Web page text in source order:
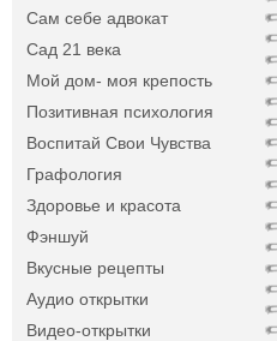
Сам себе адвокат
Сад 21 века
Мой дом- моя крепость
Позитивная психология
Воспитай Свои Чувства
Графология
Здоровье и красота
Фэншуй
Вкусные рецепты
Аудио открытки
Видео-открытки